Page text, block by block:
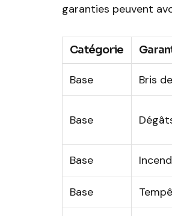
garanties peuvent
Catégorie
Base Bris
Base
Base
Base